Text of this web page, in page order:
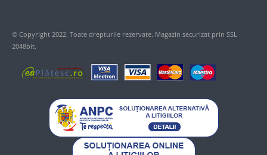
© Copyright 2022. Toate drepturile rezervate. Magazin securizat prin SSL
2048bit.